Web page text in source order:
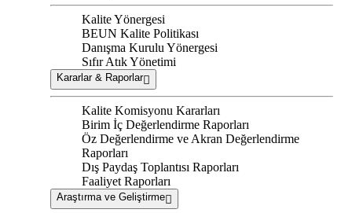
Kalite Yönergesi
BEUN Kalite Politikası
Danışma Kurulu Yönergesi
Sıfır Atık Yönetimi
Kararlar & Raporlar
Kalite Komisyonu Kararları
Birim İç Değerlendirme Raporları
Öz Değerlendirme ve Akran Değerlendirme
Raporları
Dış Paydaş Toplantısı Raporları
Faaliyet Raporları
Araştırma ve Geliştirme